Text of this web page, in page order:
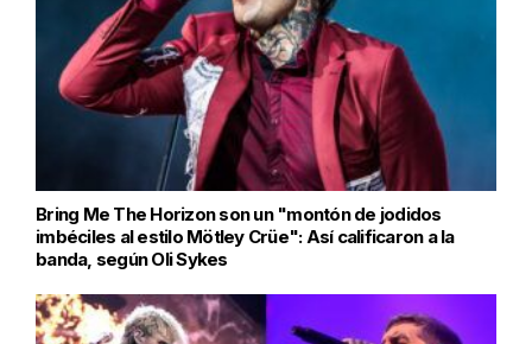
Bring Me The Horizon son un "montón de jodidos
imbéciles al estilo Mötley Crüe": Así calificaron a la
banda, según Oli Sykes